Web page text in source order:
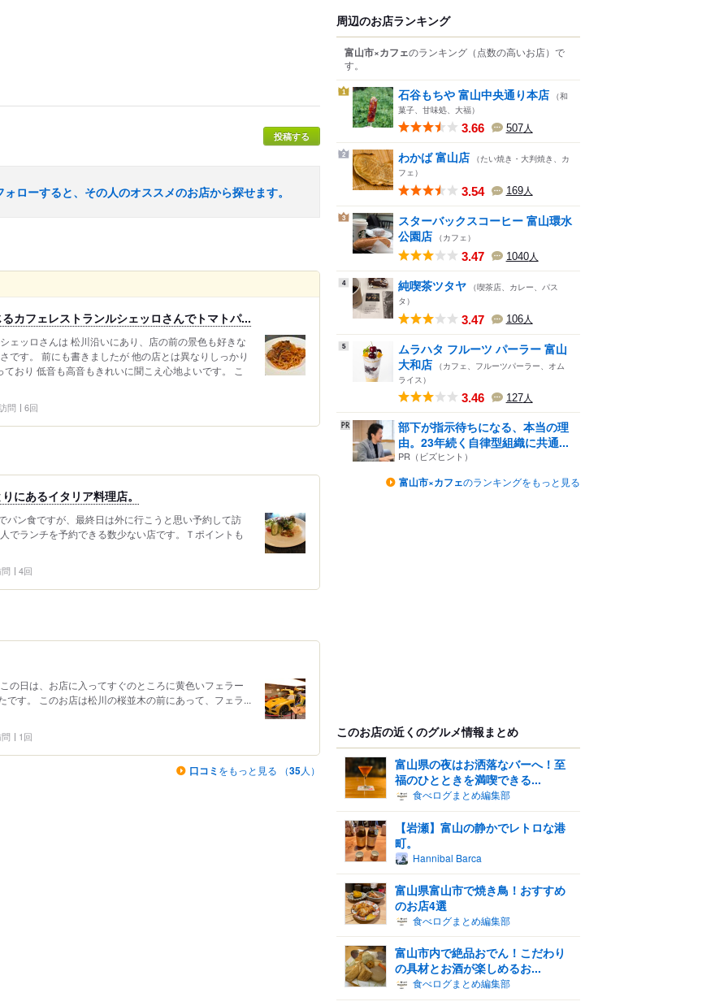
投稿する
ローすると、その人のオススメのお店から探せます。
カフェレストランルシェッロさんでトマトパ...
ェッロさんは 松川沿いにあり、店の前の景色も好きな
です。 前にも書きましたが 他の店とは異なりしっかり
おり 低音も高音もきれいに聞こえ心地よいです。 こ
問 6回
にあるイタリア料理店。
パン食ですが、最終日は外に行こうと思い予約して訪
でランチを予約できる数少ない店です。Ｔポイントも
4回
の日は、お店に入ってすぐのところに黄色いフェラー
です。 このお店は松川の桜並木の前にあって、フェラ...
1回
口コミ をもっと見る （35人）
周辺のお店ランキング
富山市×カフェのランキング （点数の高いお店） で
す。
1 石谷もちや 富山中央通り本店 （和
菓子、甘味処、大福）
3.66 507人
2 わかば 富山店 （たい焼き・大判焼き、カ
フェ）
3.54 169人
3
スターバックスコーヒー 富山環水
公園店 （カフェ）
3.47 1040人
4 純喫茶ツタヤ （喫茶店、カレー、パス
タ）
3.47 106人
5
ムラハタ フルーツ パーラー 富山
大和店 （カフェ、フルーツパーラー、オム
ライス）
3.46 127人
部下が指示待ちになる、本当の理
由。23年続く自律型組織に共通...
PR（ビズヒント）
富山市×カフェのランキングをもっと見る
このお店の近くのグルメ情報まとめ
富山県の夜はお洒落なバーへ！至
福のひとときを満喫できる...
食べログまとめ編集部
【岩瀬】富山の静かでレトロな港
町。
Hannibal Barca
富山県富山市で焼き鳥！おすすめ
のお店4選
食べログまとめ編集部
富山市内で絶品おでん！こだわり
の具材とお酒が楽しめるお...
食べログまとめ編集部